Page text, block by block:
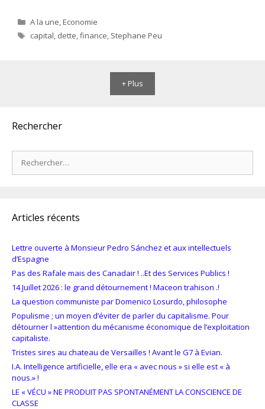
Catégories
A la une,Economie
Étiquettes
capital, dette,finance, Stephane Peu
+ Plus
Rechercher
Articles récents
Lettre ouverte à Monsieur Pedro Sánchez et aux intellectuels
d’Espagne
Pas des Rafale mais des Canadair ! ..Et des Services Publics !
14 Juillet 2026 : le grand détournement ! Maceon trahison .!
La question communiste par Domenico Losurdo, philosophe
Populisme ; un moyen d’éviter de parler du capitalisme. Pour
détourner l »attention du mécanisme économique de l’exploitation
capitaliste.
Tristes sires au chateau de Versailles ! Avant le G7 à Evian.
I.A. Intelligence artificielle, elle era « avec nous » si elle est « à
nous.» !
LE « VÉCU » NE PRODUIT PAS SPONTANÉMENT LA CONSCIENCE DE
CLASSE